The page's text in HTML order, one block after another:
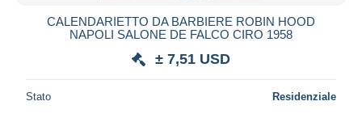
CALENDARIETTO DA BARBIERE ROBIN HOOD
NAPOLI SALONE DE FALCO CIRO 1958
± 7,51 USD
Stato Residenziale